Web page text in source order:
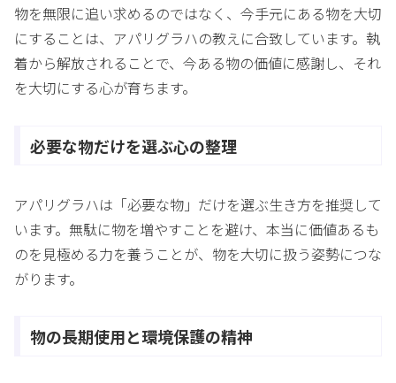
物を無限に追い求めるのではなく、今手元にある物を大切
にすることは、アパリグラハの教えに合致しています。執
着から解放されることで、今ある物の価値に感謝し、それ
を大切にする心が育ちます。
必要な物だけを選ぶ心の整理
アパリグラハは「必要な物」だけを選ぶ生き方を推奨して
います。無駄に物を増やすことを避け、本当に価値あるも
のを見極める力を養うことが、物を大切に扱う姿勢につな
がります。
物の長期使用と環境保護の精神